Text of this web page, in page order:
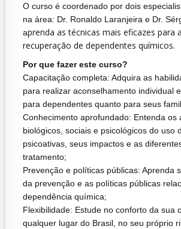
O curso é coordenado por dois
na área: Dr. Ronaldo Laranjeira e Dr.
aprenda as técnicas mais eficazes para
recuperação de dependentes químicos.
Por que fazer este curso?
Capacitação completa: Adquira as
para realizar aconselhamento individual
para dependentes quanto para seus
Conhecimento aprofundado: Entenda os
biológicos, sociais e psicológicos do uso
psicoativas, seus impactos e as
tratamento;
Prevenção e políticas públicas: Aprenda
da prevenção e as políticas públicas
dependência química;
Flexibilidade: Estude no conforto da sua
qualquer lugar do Brasil, no seu próprio